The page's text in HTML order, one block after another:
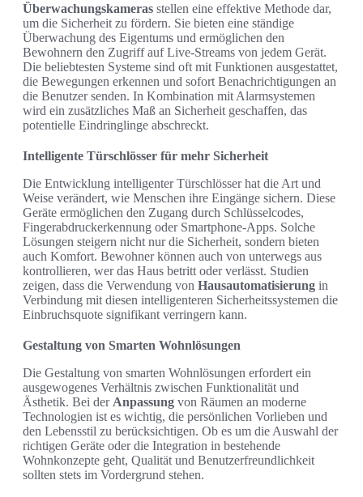
Überwachungskameras stellen eine effektive Methode dar,
um die Sicherheit zu fördern. Sie bieten eine ständige
Überwachung des Eigentums und ermöglichen den
Bewohnern den Zugriff auf Live-Streams von jedem Gerät.
Die beliebtesten Systeme sind oft mit Funktionen ausgestattet,
die Bewegungen erkennen und sofort Benachrichtigungen an
die Benutzer senden. In Kombination mit Alarmsystemen
wird ein zusätzliches Maß an Sicherheit geschaffen, das
potentielle Eindringlinge abschreckt.
Intelligente Türschlösser für mehr Sicherheit
Die Entwicklung intelligenter Türschlösser hat die Art und
Weise verändert, wie Menschen ihre Eingänge sichern. Diese
Geräte ermöglichen den Zugang durch Schlüsselcodes,
Fingerabdruckerkennung oder Smartphone-Apps. Solche
Lösungen steigern nicht nur die Sicherheit, sondern bieten
auch Komfort. Bewohner können auch von unterwegs aus
kontrollieren, wer das Haus betritt oder verlässt. Studien
zeigen, dass die Verwendung von Hausautomatisierung in
Verbindung mit diesen intelligenteren Sicherheitssystemen die
Einbruchsquote signifikant verringern kann.
Gestaltung von Smarten Wohnlösungen
Die Gestaltung von smarten Wohnlösungen erfordert ein
ausgewogenes Verhältnis zwischen Funktionalität und
Ästhetik. Bei der Anpassung von Räumen an moderne
Technologien ist es wichtig, die persönlichen Vorlieben und
den Lebensstil zu berücksichtigen. Ob es um die Auswahl der
richtigen Geräte oder die Integration in bestehende
Wohnkonzepte geht, Qualität und Benutzerfreundlichkeit
sollten stets im Vordergrund stehen.